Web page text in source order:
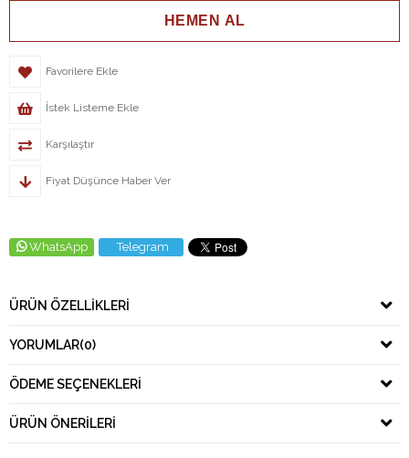
Favorilere Ekle
İstek Listeme Ekle
Karşılaştır
Fiyat Düşünce Haber Ver
WhatsApp Telegram
ÜRÜN ÖZELLIKLERI
YORUMLAR(0)
ÖDEME SEÇENEKLERI
ÜRÜN ÖNERILERI